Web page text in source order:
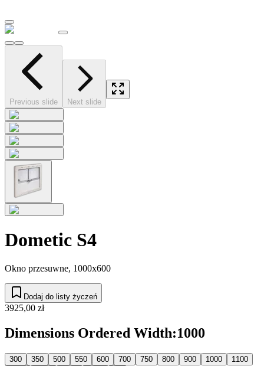
Previous slide Next slide
Dometic S4
Okno przesuwne, 1000x600
Dodaj do listy życzeń
3925,00 zł
Dimensions Ordered Width:1000
300 350 500 550 600 700 750 800 900 1000
1100